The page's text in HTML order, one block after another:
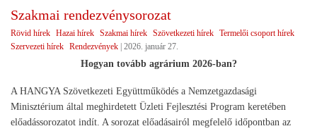
Szakmai rendezvénysorozat
Rövid hírek Hazai hírek Szakmai hírek Szövetkezeti hírek Termelői csoport hírek
Szervezeti hírek Rendezvények | 2026. január 27.
Hogyan tovább agrárium 2026-ban?
A HANGYA Szövetkezeti Együttműködés a Nemzetgazdasági
Minisztérium által meghirdetett Üzleti Fejlesztési Program keretében
előadássorozatot indít. A sorozat előadásairól megfelelő időpontban az